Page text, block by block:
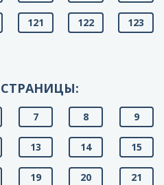
121 122 123
СТРАНИЦЫ:
7 8 9
13 14 15
19 20 21